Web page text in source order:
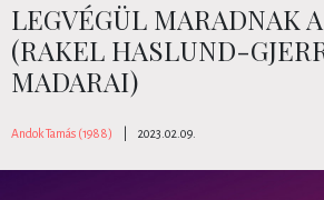
LEGVÉGÜL MARADNAK
(RAKEL HASLUND-
MADARAI)
Andok Tamás (1988) 2023.02.09.